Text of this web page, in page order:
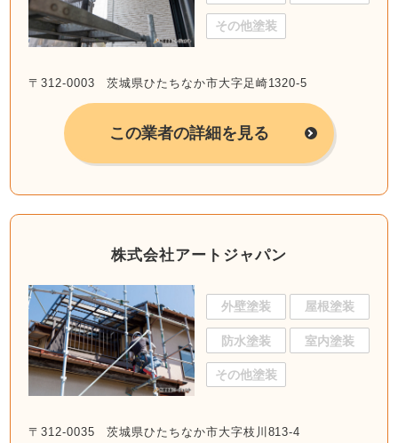
その他塗装
〒312-0003 茨城県ひたちなか市大字足崎1320-5
この業者の詳細を見る
株式会社アートジャパン
外壁塗装 屋根塗装
防水塗装 室内塗装
その他塗装
〒312-0035 茨城県ひたちなか市大字枝川813-4